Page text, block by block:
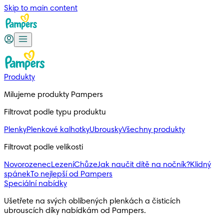
Skip to main content
Produkty
Milujeme produkty Pampers
Filtrovat podle typu produktu
PlenkyPlenkové kalhotkyUbrouskyVšechny produkty
Filtrovat podle velikosti
NovorozenecLezeníChůzeJak naučit dítě na nočník?Klidný
spánekTo nejlepší od Pampers
Speciální nabídky
Ušetřete na svých oblíbených plenkách a čisticích
ubrouscích díky nabídkám od Pampers.